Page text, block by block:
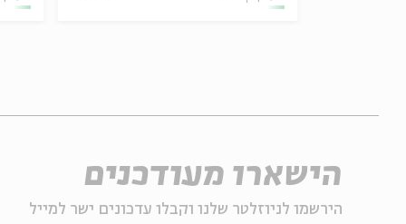
הישארו מעודכנים
הירשמו לניוזלטר שלנו וקבלו עדכונים ישר למייל